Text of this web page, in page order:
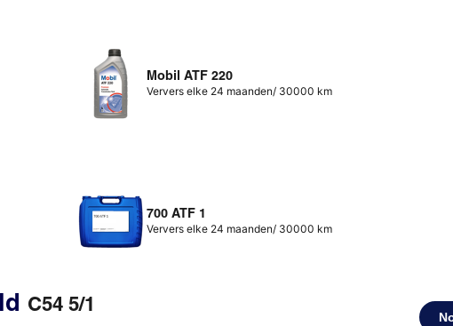
Mobil ATF 220
Ververs elke 24 maanden/ 30000 km
700 ATF 1
Ververs elke 24 maanden/ 30000 km
C54 5/1